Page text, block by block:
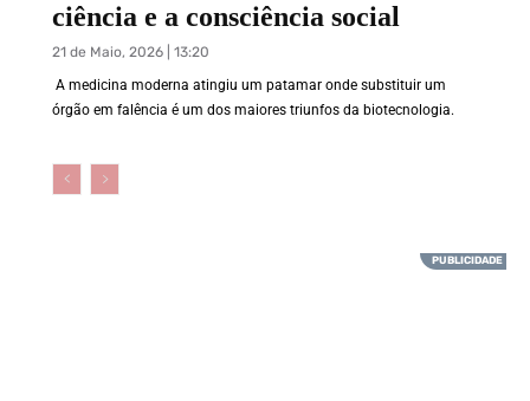
ciência e a consciência social
21 de Maio, 2026 | 13:20
A medicina moderna atingiu um patamar onde substituir um
órgão em falência é um dos maiores triunfos da biotecnologia.